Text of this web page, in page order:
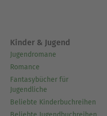
Kinder & Jugend
Jugendromane
Romance
Fantasybücher für
Jugendliche
Beliebte Kinderbuchreihen